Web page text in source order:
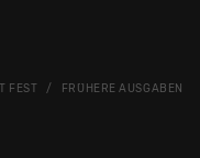
FEST FRÜHERE AUSGABEN